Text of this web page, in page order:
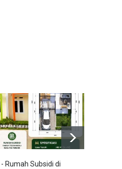
Rumah Subsidi di